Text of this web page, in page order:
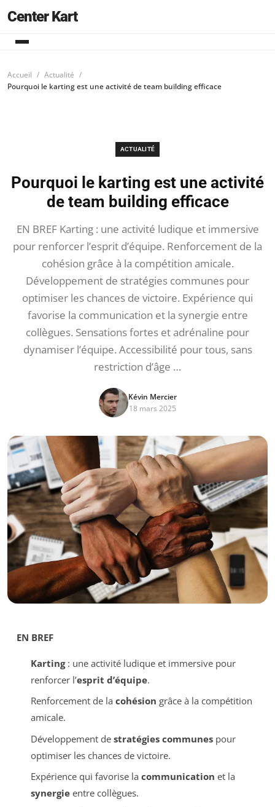
Center Kart
Accueil
Actualité
Pourquoi le karting est une activité de team building efficace
ACTUALITÉ
Pourquoi le karting est une activité
de team building efficace
EN BREF Karting : une activité ludique et immersive
pour renforcer l’esprit d’équipe. Renforcement de la
cohésion grâce à la compétition amicale.
Développement de stratégies communes pour
optimiser les chances de victoire. Expérience qui
favorise la communication et la synergie entre
collègues. Sensations fortes et adrénaline pour
dynamiser l’équipe. Accessibilité pour tous, sans
restriction d’âge …
Kévin Mercier
18 mars 2025
EN BREF
Karting: une activité ludique et immersive pour
renforcer l’esprit d’équipe.
Renforcement de la cohésion grâce à la compétition
amicale.
Développement de stratégies communespour
optimiser les chances de victoire.
Expérience qui favorise la communication et la
synergieentre collègues.